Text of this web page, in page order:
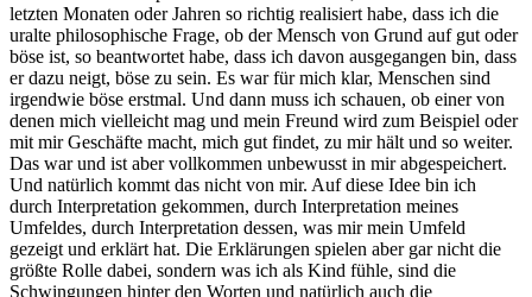
letzten Monaten oder Jahren so richtig realisiert habe, dass ich die
uralte philosophische Frage, ob der Mensch von Grund auf gut oder
böse ist, so beantwortet habe, dass ich davon ausgegangen bin, dass
er dazu neigt, böse zu sein. Es war für mich klar, Menschen sind
irgendwie böse erstmal. Und dann muss ich schauen, ob einer von
denen mich vielleicht mag und mein Freund wird zum Beispiel oder
mit mir Geschäfte macht, mich gut findet, zu mir hält und so weiter.
Das war und ist aber vollkommen unbewusst in mir abgespeichert.
Und natürlich kommt das nicht von mir. Auf diese Idee bin ich
durch Interpretation gekommen, durch Interpretation meines
Umfeldes, durch Interpretation dessen, was mir mein Umfeld
gezeigt und erklärt hat. Die Erklärungen spielen aber gar nicht die
größte Rolle dabei, sondern was ich als Kind fühle, sind die
Schwingungen hinter den Worten und natürlich auch die